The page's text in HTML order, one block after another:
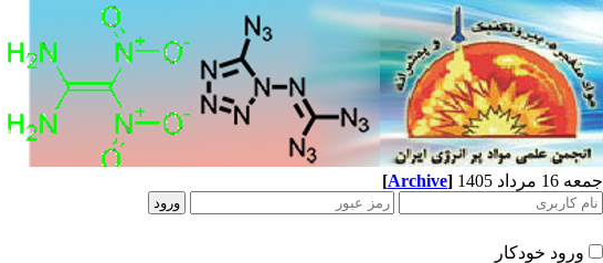
جمعه 16 مرداد 1405 [Archive]
ورود خودکار